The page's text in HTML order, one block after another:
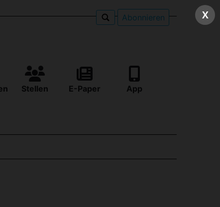
Abonnieren
Stellen E-Paper App
X